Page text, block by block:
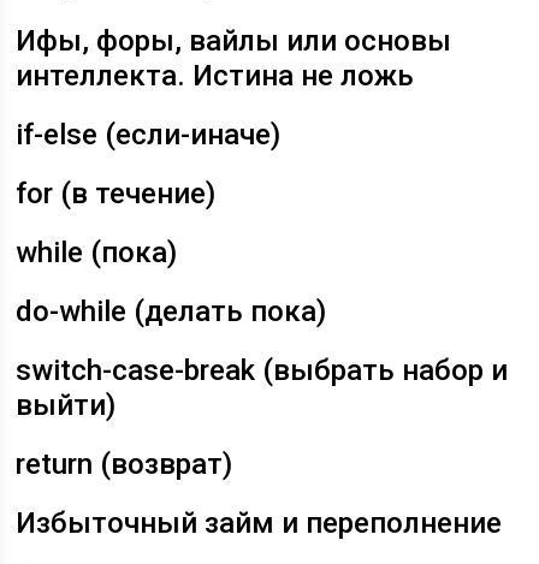
Ифы, форы, вайлы или основы
интеллекта. Истина не ложь
if-else (если-иначе)
for (в течение)
while (пока)
do-while (делать пока)
switch-case-break (выбрать набор и
выйти)
return (возврат)
Избыточный займ и переполнение